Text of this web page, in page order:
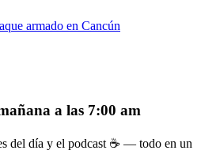
armado en Cancún
a las 7:00 am
del día y el podcast ☕ — todo en un